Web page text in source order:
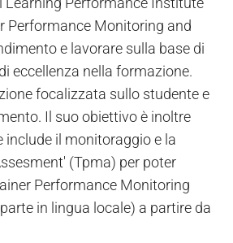
Performance Monitoring and
e lavorare sulla base di
eccellenza nella formazione.
focalizzata sullo studente e
Il suo obiettivo è inoltre
il monitoraggio e la
(Tpma) per poter
Performance Monitoring
in lingua locale) a partire da